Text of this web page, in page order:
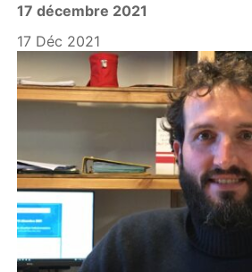
a
y
17 décembre 2021
17 Déc 2021